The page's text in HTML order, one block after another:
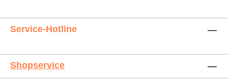
Service-Hotline
Shopservice